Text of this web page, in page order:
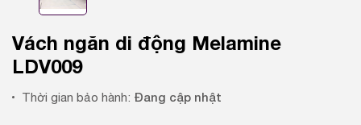
Vách ngăn di động Melamine
LDV009
Thời gian bảo hành: Đang cập nhật